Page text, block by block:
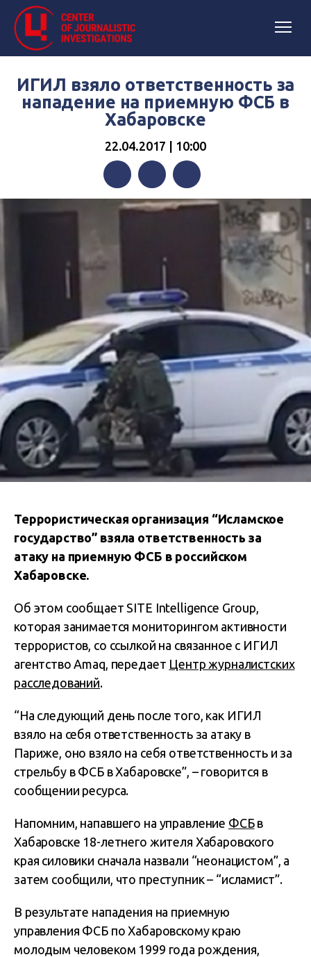
ИГИЛ взяло ответственность за
нападение на приемную ФСБ в
Хабаровске
22.04.2017 | 10:00
FacebookTwitterTelegram
Террористическая организация “Исламское
государство” взяла ответственность за
атаку на приемную ФСБ в российском
Хабаровске.
Об этом сообщает SITE Intelligence Group,
которая занимается мониторингом активности
террористов, со ссылкой на связанное с ИГИЛ
агентство Amaq, передает Центр журналистских
расследований.
“На следующий день после того, как ИГИЛ
взяло на себя ответственность за атаку в
Париже, оно взяло на себя ответственность и за
стрельбу в ФСБ в Хабаровске”, – говорится в
сообщении ресурса.
Напомним, напавшего на управление ФСБв
Хабаровске 18-летнего жителя Хабаровского
края силовики сначала назвали “неонацистом”, а
затем сообщили, что преступник – “исламист”.
В результате нападения на приемную
управления ФСБ по Хабаровскому краю
молодым человеком 1999 года рождения,